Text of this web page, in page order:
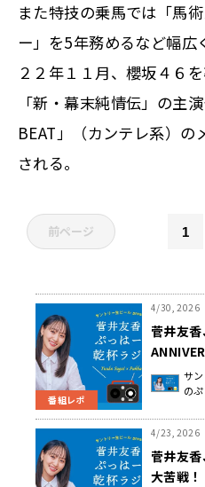
また特技の乗馬では「馬
ー」を5年務めるなど幅広
２２年１１月、櫻坂４６
「新・幕末純情伝」の主
BEAT」（カンテレ系）
される。
前ページ
番組レポ
4/30, 2026
菅井友
語る！サ
の
4/23, 2026
菅井友
大苦戦